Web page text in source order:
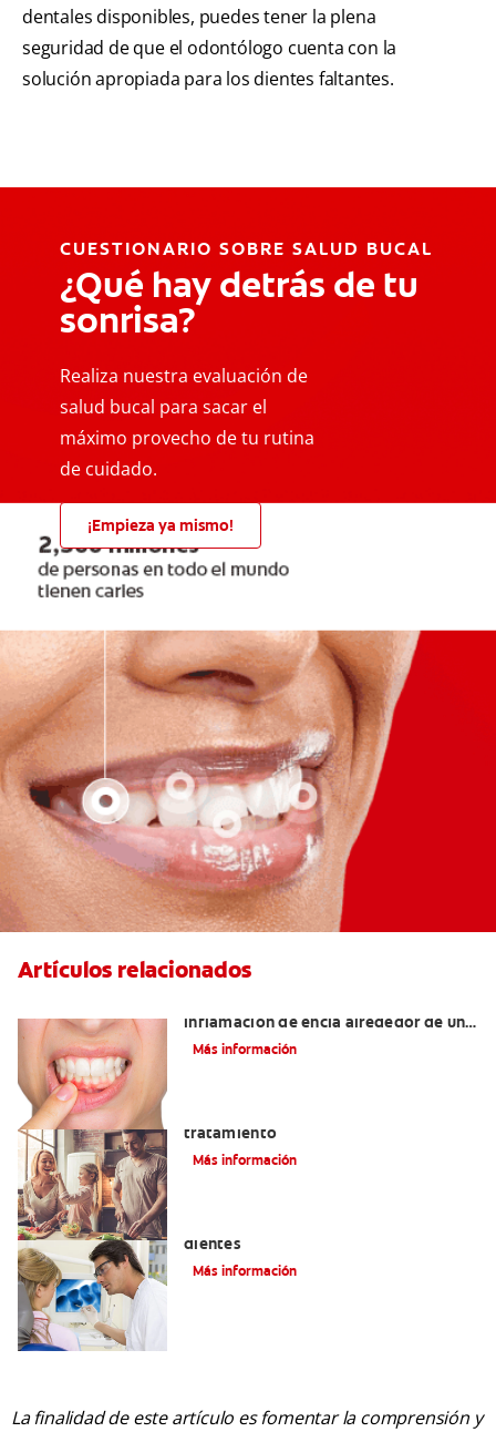
dentales disponibles, puedes tener la plena
seguridad de que el odontólogo cuenta con la
solución apropiada para los dientes faltantes.
CUESTIONARIO SOBRE SALUD BUCAL
¿Qué hay detrás de tu
sonrisa?
Realiza nuestra evaluación de
salud bucal para sacar el
máximo provecho de tu rutina
de cuidado.
¡Empieza ya mismo!
Artículos relacionados
inflamación de encía alrededor de un
diente?
Más información
tratamiento
Más información
dientes
Más información
La finalidad de este artículo es fomentar la comprensión y